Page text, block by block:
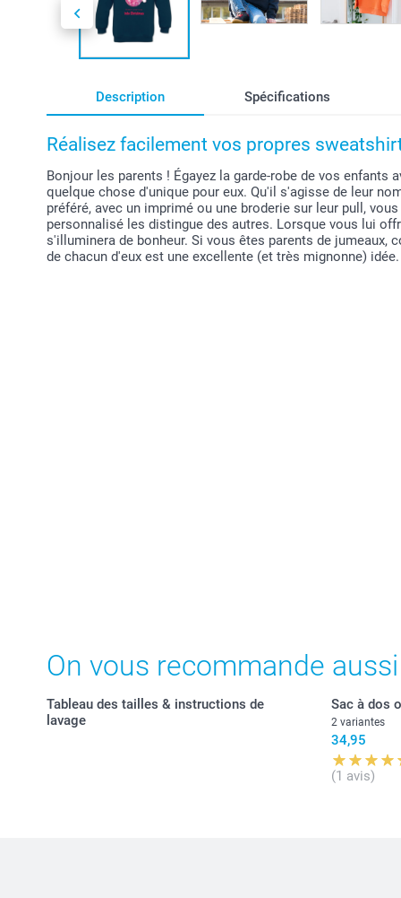
Description Spécifications
Réalisez facilement vos propres
Bonjour les parents ! Égayez la garde-robe de vos enfants
quelque chose d'unique pour eux. Qu'il s'agisse de leur
préféré, avec un imprimé ou une broderie sur leur pull,
personnalisé les distingue des autres. Lorsque vous lui
s'illuminera de bonheur. Si vous êtes parents de jumeaux,
de chacun d'eux est une excellente (et très mignonne) idée.
On vous recommande aussi
Tableau des tailles & instructions de
lavage
Sac à dos
2 variantes
34,95
(1 avis)